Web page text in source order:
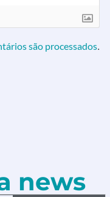
são processados.
news